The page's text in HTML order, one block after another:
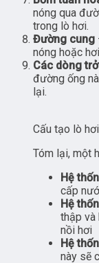
nóng qua
trong lò hơi.
Đường cung
nóng hoặc
Các dòng
đường ống
lại.
Cấu tạo lò
Tóm lại, một
Hệ
cấp
Hệ
thập và
nồi hơi
Hệ
này sẽ